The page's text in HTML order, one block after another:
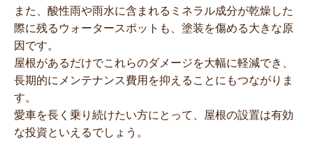
また、酸性雨や雨水に含まれるミネラル成分が乾燥した
際に残るウォータースポットも、塗装を傷める大きな原
因です。
屋根があるだけでこれらのダメージを大幅に軽減でき、
長期的にメンテナンス費用を抑えることにもつながりま
す。
愛車を長く乗り続けたい方にとって、屋根の設置は有効
な投資といえるでしょう。